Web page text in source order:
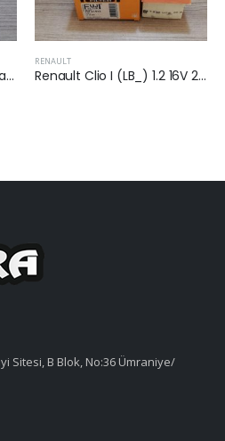
Renault Clio I (LB_) 1.2 16V 2002-2006 Arası Hava Filtresi
Sitesi, B Blok, No:36 Ümraniye/